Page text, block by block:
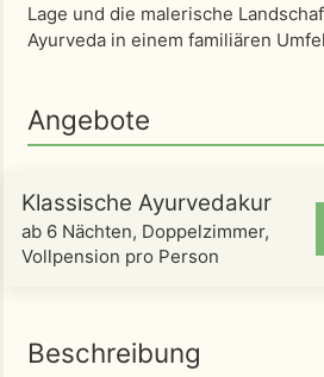
Lage und die malerische
Ayurveda in einem familiären
Angebote
Klassische Ayurvedakur
ab 6 Nächten, Doppelzimmer,
Vollpension pro Person
Beschreibung